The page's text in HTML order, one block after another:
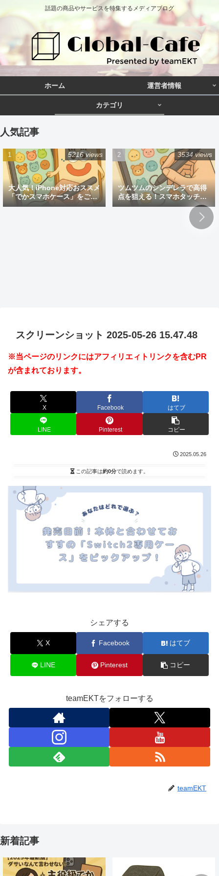
話題の商品やサービスを特集するメディアブログ
ホーム 運営者情報
カテゴリ
人気記事
大人気！iPhone対応おススメ
「でかスマホケース」をご紹
介
5216 views
ツムツムのシンデレラで高得
点を狙える！スマホタッチペ
ン
3534 views
スクリーンショット 2025-05-26 15.47.48
※当ページのリンクにはアフィリエィトリンクを含むPR
が含まれております。
X Facebook はてブ
LINE Pinterest コピー
2025.05.26
この記事は約0分で読めます。
シェアする
X Facebook はてブ
LINE Pinterest コピー
teamEKTをフォローする
teamEKT
新着記事